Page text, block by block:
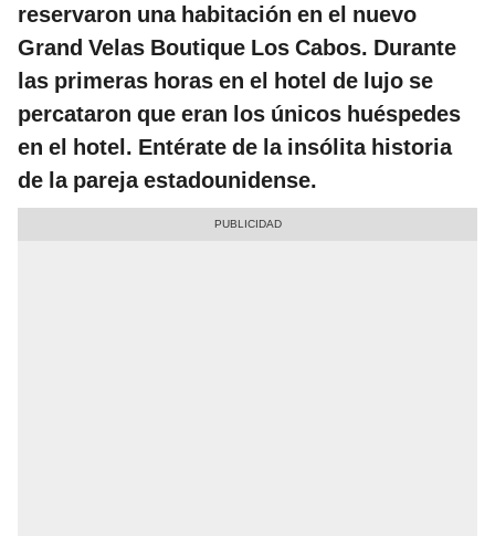
reservaron una habitación en el nuevo
Grand Velas Boutique Los Cabos. Durante
las primeras horas en el hotel de lujo se
percataron que eran los únicos huéspedes
en el hotel. Entérate de la insólita historia
de la pareja estadounidense.